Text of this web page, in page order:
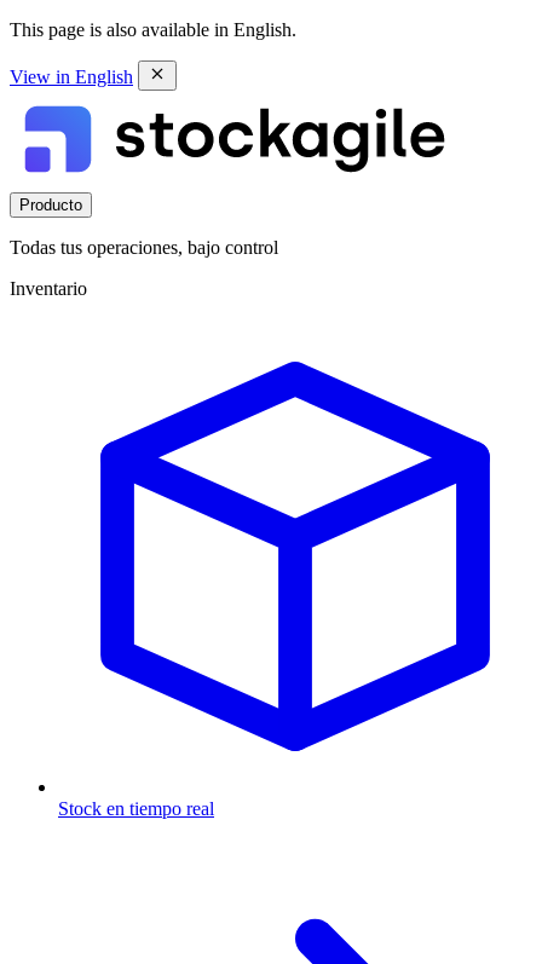
This page is also available in English.
View in English
Producto
Todas tus operaciones, bajo control
Inventario
Stock en tiempo real